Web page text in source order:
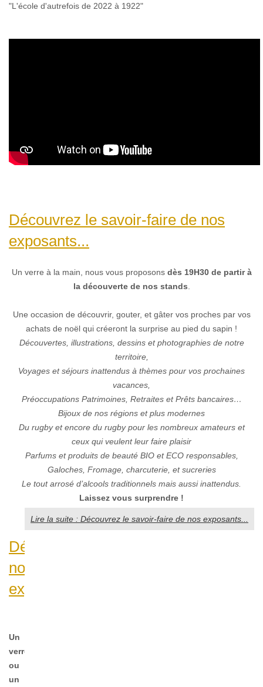
"L'école d'autrefois de 2022 à 1922"
Découvrez le savoir-faire de nos
exposants...
Un verre à la main, nous vous proposons dès 19H30 de partir à
la découverte de nos stands
Une occasion de découvrir, gouter, et gâter vos proches par vos
achats de noël qui créeront la surprise au pied du sapin !
Découvertes, illustrations, dessins et photographies de notre
territoire,
Voyages et séjours inattendus à thèmes pour vos prochaines
vacances,
Préoccupations Patrimoines, Retraites et Prêts bancaires…
Bijoux de nos régions et plus modernes
Du rugby et encore du rugby pour les nombreux amateurs et
ceux qui veulent leur faire plaisir
Parfums et produits de beauté BIO et ECO responsables,
Galoches, Fromage, charcuterie, et sucreries
Le tout arrosé d’alcools traditionnels mais aussi inattendus.
Laissez vous surprendre !
Lire la suite : Découvrez le savoir-faire de nos exposants...
Découvrez
nos
exposants...
Un
verre
ou
un